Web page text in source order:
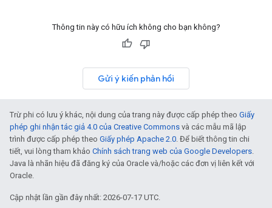
Thông tin này có hữu ích không cho bạn không?
Gửi ý kiến phản hồi
Trừ phi có lưu ý khác, nội dung của trang này được cấp phép theo Giấy
phép ghi nhận tác giả 4.0 của Creative Commons và các mẫu mã lập
trình được cấp phép theo Giấy phép Apache 2.0. Để biết thông tin chi
tiết, vui lòng tham khảo Chính sách trang web của Google Developers.
Java là nhãn hiệu đã đăng ký của Oracle và/hoặc các đơn vị liên kết với
Oracle.
Cập nhật lần gần đây nhất: 2026-07-17 UTC.